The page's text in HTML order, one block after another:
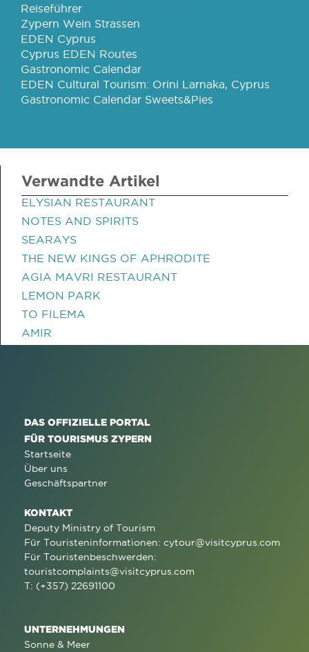
Reiseführer
Zypern Wein Strassen
EDEN Cyprus
Cyprus EDEN Routes
Gastronomic Calendar
EDEN Cultural Tourism: Orini Larnaka, Cyprus
Gastronomic Calendar Sweets&Pies
Verwandte Artikel
ELYSIAN RESTAURANT
NOTES AND SPIRITS
SEARAYS
THE NEW KINGS OF APHRODITE
AGIA MAVRI RESTAURANT
LEMON PARK
TO FILEMA
AMIR
DAS OFFIZIELLE PORTAL
FÜR TOURISMUS ZYPERN
Startseite
Über uns
Geschäftspartner
KONTAKT
Deputy Ministry of Tourism
Für Touristeninformationen: cytour@visitcyprus.com
Für Touristenbeschwerden:
touristcomplaints@visitcyprus.com
T: (+357) 22691100
UNTERNEHMUNGEN
Sonne & Meer